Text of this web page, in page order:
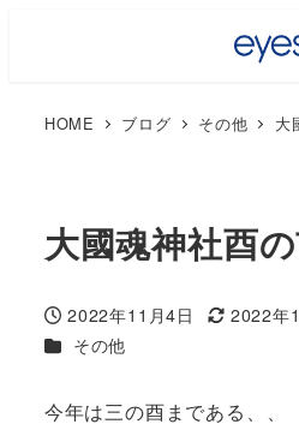
HOME ブログ その他 大
大國魂神社酉
投稿日
2022年11月4日
更新日
2022年
カテゴリー
その他
今年は三の酉まである、、